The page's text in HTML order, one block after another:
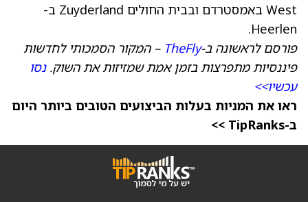
West באמסטרדם ובבית החולים Zuyderland ב-
Heerlen.
פורסם לראשונה ב-TheFly – המקור הסמכותי לחדשות
פיננסיות מתפרצות בזמן אמת שמזיזות את השוק.נסו
עכשיו>>
ראו את המניות בעלות הביצועים הטובים ביותר היום
ב-TipRanks >>